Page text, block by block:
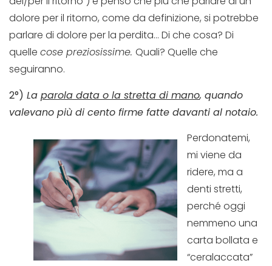
dolore per il ritorno, come da definizione, si potrebbe
parlare di dolore per la perdita… Di che cosa? Di
quelle cose preziosissime. Quali? Quelle che
seguiranno.
2°) La parola data o la stretta di mano, quando
valevano più di cento firme fatte davanti al notaio.
Perdonatemi,
mi viene da
ridere, ma a
denti stretti,
perché oggi
nemmeno una
carta bollata e
“ceralaccata”